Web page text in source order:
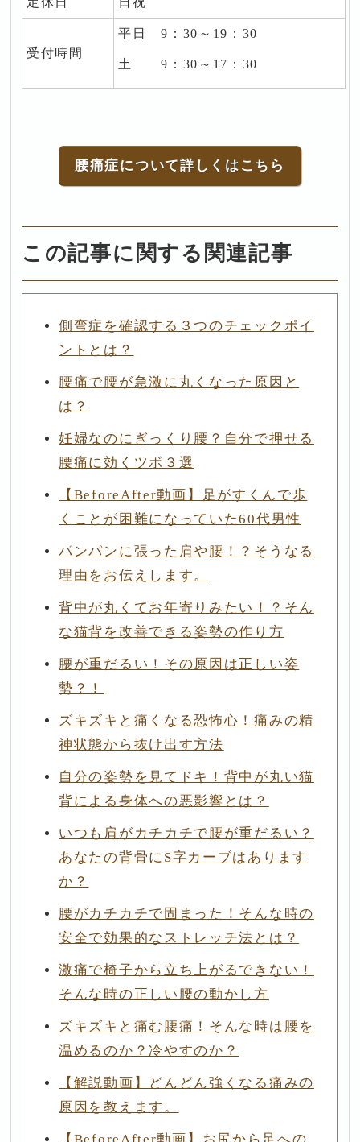
受付時間
平日 9 ：30～19：30
土 9：30～17：30
腰痛症について詳しくはこちら
この記事に関する関連記事
側弯症を確認する３つのチェックポイ
ントとは？
腰痛で腰が急激に丸くなった原因と
は？
妊婦なのにぎっくり腰？自分で押せる
腰痛に効くツボ３選
【BeforeAfter動画】足がすくんで歩
くことが困難になっていた60代男性
パンパンに張った肩や腰！？そうなる
理由をお伝えします。
背中が丸くてお年寄りみたい！？そん
な猫背を改善できる姿勢の作り方
腰が重だるい！その原因は正しい姿
勢？！
ズキズキと痛くなる恐怖心！痛みの精
神状態から抜け出す方法
自分の姿勢を見てドキ！背中が丸い猫
背による身体への悪影響とは？
いつも肩がカチカチで腰が重だるい？
あなたの背骨にS字カーブはあります
か？
腰がカチカチで固まった！そんな時の
安全で効果的なストレッチ法とは？
激痛で椅子から立ち上がるできない！
そんな時の正しい腰の動かし方
ズキズキと痛む腰痛！そんな時は腰を
温めるのか？冷やすのか？
【解説動画】どんどん強くなる痛みの
原因を教えます。